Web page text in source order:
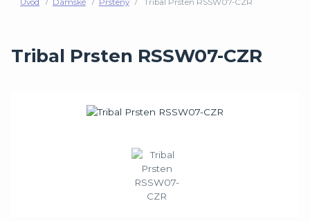
Úvod Dámské Prsteny Tribal Prsten RSSW07-CZR
Tribal Prsten RSSW07-CZR